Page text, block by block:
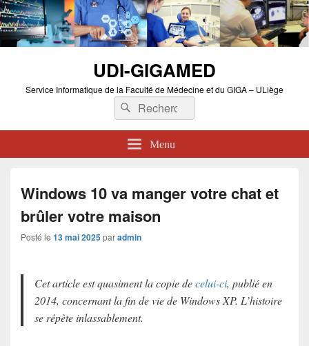
UDI-GIGAMED
Service Informatique de la Faculté de Médecine et du GIGA – ULiège
Recherche :
Rechercher
Menu
Windows 10 va manger votre chat et
brûler votre maison
Posté le 13 mai 2025paradmin
Cet article est quasiment la copie decelui-ci, publié en
2014, concernant la fin de vie de Windows XP. L’histoire
se répète inlassablement.